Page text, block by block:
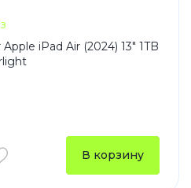
iPad Air (2024) 13" 1TB
В корзину